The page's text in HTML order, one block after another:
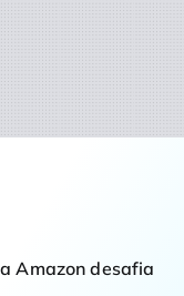
Amazon desafia